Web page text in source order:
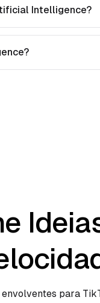
Intelligence?
para